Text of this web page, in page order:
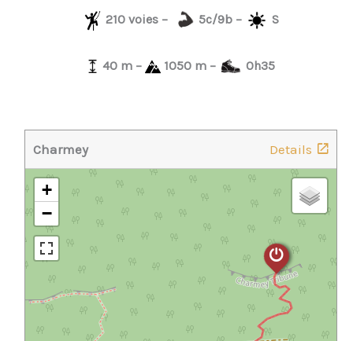
210 voies – 5c/9b – S
40 m – 1050 m – 0h35
Details
Charmey
+
−